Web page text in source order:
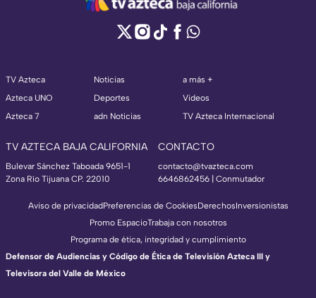
TV Azteca
Azteca UNO
Azteca 7
Noticias
Deportes
adn Noticias
a más +
Videos
TV Azteca Internacional
TV AZTECA BAJA CALIFORNIA
Bulevar Sánchez Taboada 9651-1
Zona Río Tijuana CP. 22010
CONTACTO
contacto@tvazteca.com
6646862456 | Conmutador
Aviso de privacidadPreferencias de CookiesDerechosInversionistas
Promo EspacioTrabaja con nosotros
Programa de ética, integridad y cumplimiento
Defensor de Audiencias y Código de Ética de Televisión Azteca III y
Televisora del Valle de México